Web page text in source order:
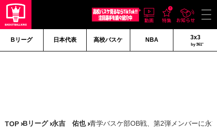
Bリーグ 日本代表 高校バスケ NBA 3x3
by 361°
TOP Bリーグ 永吉 佑也 青学バスケ部OB戦、第2弾メンバーに